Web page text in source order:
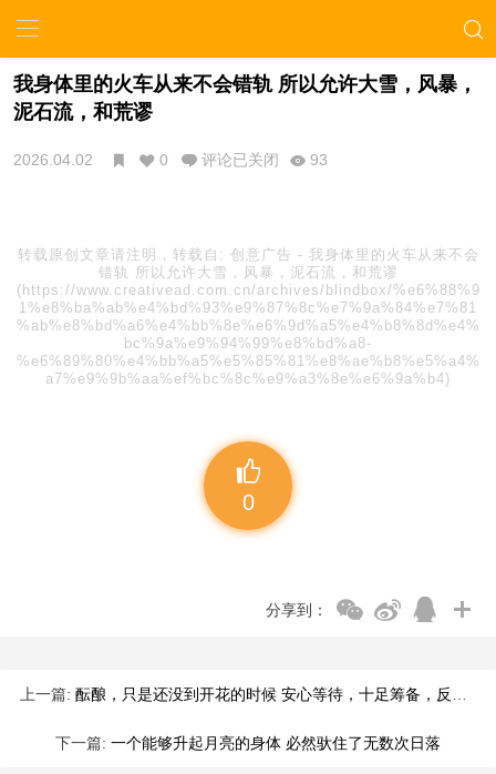
我身体里的火车从来不会错轨 所以允许大雪，风暴，
泥石流，和荒谬
2026.04.02 0 评论已关闭 93
转载原创文章请注明，转载自: 创意广告 - 我身体里的火车从来不会
错轨 所以允许大雪，风暴，泥石流，和荒谬
(https://www.creativead.com.cn/archives/blindbox/%e6%88%9
1%e8%ba%ab%e4%bd%93%e9%87%8c%e7%9a%84%e7%81
%ab%e8%bd%a6%e4%bb%8e%e6%9d%a5%e4%b8%8d%e4%
bc%9a%e9%94%99%e8%bd%a8-
%e6%89%80%e4%bb%a5%e5%85%81%e8%ae%b8%e5%a4%
a7%e9%9b%aa%ef%bc%8c%e9%a3%8e%e6%9a%b4)
0
分享到：
上一篇: 酝酿，只是还没到开花的时候 安心等待，十足筹备，反复思虑
下一篇: 一个能够升起月亮的身体 必然驮住了无数次日落